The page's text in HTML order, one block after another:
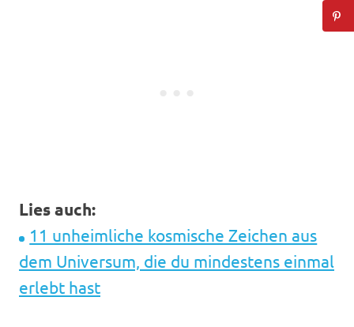
Lies auch:
11 unheimliche kosmische Zeichen aus
dem Universum, die du mindestens einmal
erlebt hast